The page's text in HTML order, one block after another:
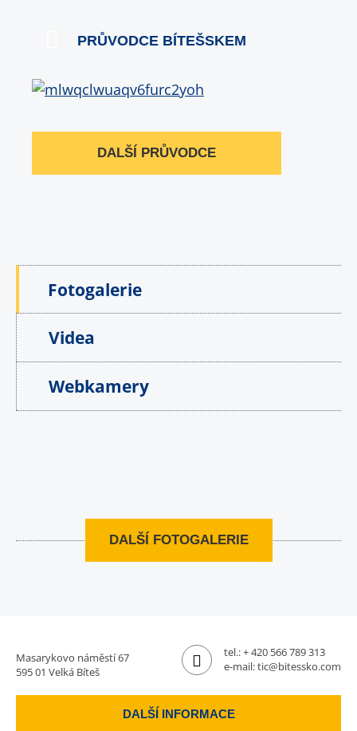
PRŮVODCE BÍTEŠSKEM
DALŠÍ PRŮVODCE
Fotogalerie
Videa
Webkamery
DALŠÍ FOTOGALERIE
Masarykovo náměstí 67
595 01 Velká Bíteš
tel.:+ 420 566 789 313
e-mail:tic@bitessko.com
DALŠÍ INFORMACE